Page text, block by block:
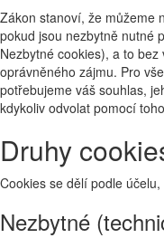
Zákon stanoví, že můžeme
pokud jsou nezbytně nutné
Nezbytné cookies), a to
oprávněného zájmu. Pro
potřebujeme váš souhlas,
kdykoliv odvolat pomocí
Druhy
Cookies se dělí podle
Nezbytné